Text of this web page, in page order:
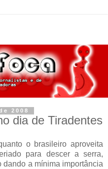
2008
dia de Tiradentes
o brasileiro aproveita
para descer a serra,
dando a mínima importância